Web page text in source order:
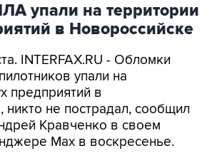
упали на территории
в Новороссийске
INTERFAX.RU - Обломки
упали на
предприятий в
никто не пострадал, сообщил
Кравченко в своем
Max в воскресенье.